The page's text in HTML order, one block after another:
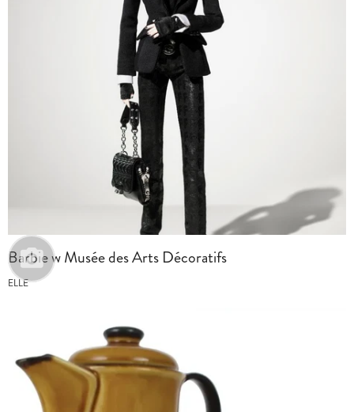
Barbie w Musée des Arts Décoratifs
ELLE